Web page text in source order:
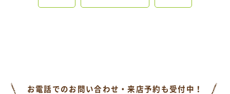
お電話でのお問い合わせ・来店予約も受付中！